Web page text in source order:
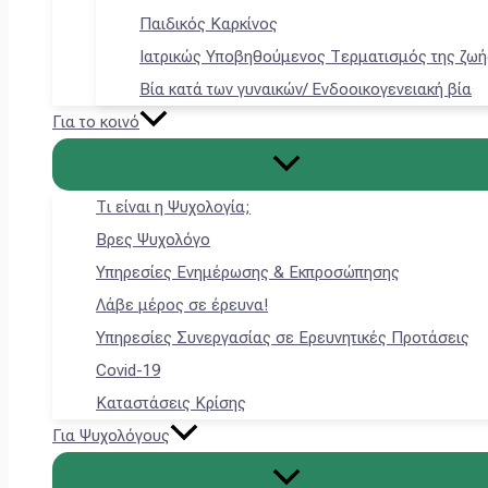
Παιδικός Καρκίνος
Ιατρικώς Υποβηθούμενος Τερματισμός της
Βία κατά των γυναικών/ Ενδοοικογενειακή βία
Για το κοινό
Τι είναι η Ψυχολογία;
Βρες Ψυχολόγο
Υπηρεσίες Ενημέρωσης & Εκπροσώπησης
Λάβε μέρος σε έρευνα!
Υπηρεσίες Συνεργασίας σε Ερευνητικές Προτάσεις
Covid-19
Καταστάσεις Κρίσης
Για Ψυχολόγους